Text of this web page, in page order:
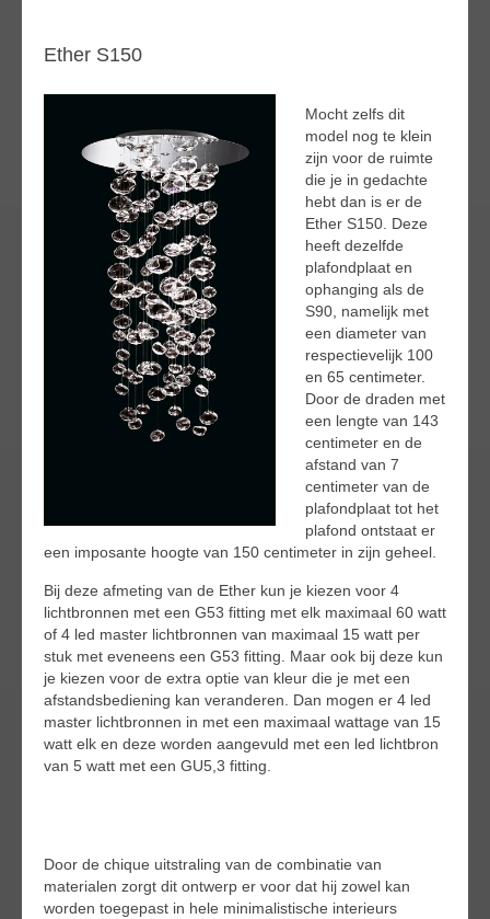
Ether S150
Mocht zelfs dit
model nog te klein
zijn voor de ruimte
die je in gedachte
hebt dan is er de
Ether S150. Deze
heeft dezelfde
plafondplaat en
ophanging als de
S90, namelijk met
een diameter van
respectievelijk 100
en 65 centimeter.
Door de draden met
een lengte van 143
centimeter en de
afstand van 7
centimeter van de
plafondplaat tot het
plafond ontstaat er
een imposante hoogte van 150 centimeter in zijn geheel.
Bij deze afmeting van de Ether kun je kiezen voor 4
lichtbronnen met een G53 fitting met elk maximaal 60 watt
of 4 led master lichtbronnen van maximaal 15 watt per
stuk met eveneens een G53 fitting. Maar ook bij deze kun
je kiezen voor de extra optie van kleur die je met een
afstandsbediening kan veranderen. Dan mogen er 4 led
master lichtbronnen in met een maximaal wattage van 15
watt elk en deze worden aangevuld met een led lichtbron
van 5 watt met een GU5,3 fitting.
Door de chique uitstraling van de combinatie van
materialen zorgt dit ontwerp er voor dat hij zowel kan
worden toegepast in hele minimalistische interieurs